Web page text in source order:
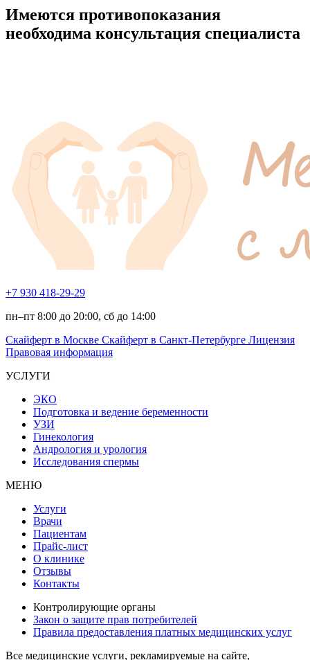
Имеются противопоказания
необходима консультация специалиста
+7 930 418-29-29
пн–пт 8:00 до 20:00, сб до 14:00
Скайферт в Москве Скайферт в Санкт-Петербурге Лицензия
Правовая информация
УСЛУГИ
ЭКО
Подготовка и ведение беременности
УЗИ
Гинекология
Андрология и урология
Исследования спермы
МЕНЮ
Услуги
Врачи
Пациентам
Прайс-лист
О клинике
Отзывы
Контакты
Контролирующие органы
Закон о защите прав потребителей
Правила предоставления платных медицинских услуг
Все медицинские услуги, рекламируемые на сайте,